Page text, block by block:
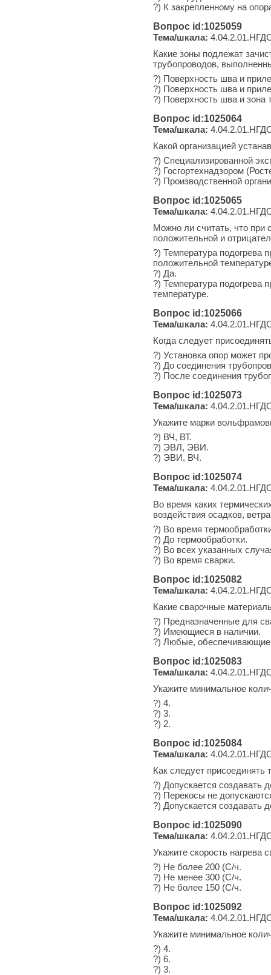
?) К закрепленному на
Вопрос id:1025059
Тема/шкала:
Какие зоны подлежат
трубопроводов,
?) Поверхность шва и
?) Поверхность шва и
?) Поверхность шва и зона
Вопрос id:1025064
Тема/шкала:
Какой организацией
?) Специализированной
?) Госгортехнадзором
?) Производственной
Вопрос id:1025065
Тема/шкала:
Можно ли считать, что при
положительной и
?) Температура подогрева
положительной
?) Да.
?) Температура подогрева
температуре.
Вопрос id:1025066
Тема/шкала:
Когда следует
?) Установка опор может
?) До соединения
?) После соединения
Вопрос id:1025073
Тема/шкала:
Укажите марки
?) ВЧ, ВТ.
?) ЭВЛ, ЭВИ.
?) ЭВИ, ВЧ.
Вопрос id:1025074
Тема/шкала:
Во время каких
воздействия осадков,
?) Во время
?) До термообработки.
?) Во всех указанных
?) Во время сварки.
Вопрос id:1025082
Тема/шкала:
Какие сварочные
?) Предназначенные для
?) Имеющиеся в наличии.
?) Любые, обеспечивающие
Вопрос id:1025083
Тема/шкала:
Укажите минимальное
?) 4.
?) 3.
?) 2.
Вопрос id:1025084
Тема/шкала:
Как следует присоединять
?) Допускается создавать
?) Перекосы не
?) Допускается создавать
Вопрос id:1025090
Тема/шкала:
Укажите скорость нагрева
?) Не более 200 (С/ч.
?) Не менее 300 (С/ч.
?) Не более 150 (С/ч.
Вопрос id:1025092
Тема/шкала:
Укажите минимальное
?) 4.
?) 6.
?) 3.